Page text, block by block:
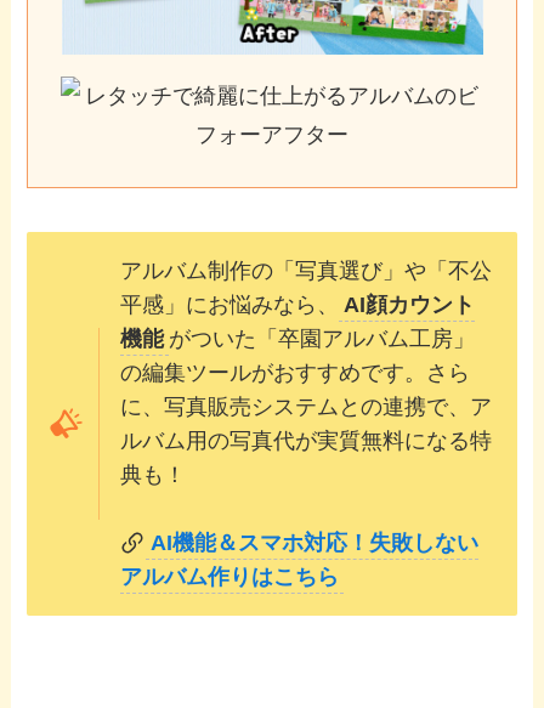
アルバム制作の「写真選び」や「不公
平感」にお悩みなら、
AI顔カウント
機能 がついた「卒園アルバム工房」
の編集ツールがおすすめです。さら
に、写真販売システムとの連携で、ア
ルバム用の写真代が実質無料になる特
典も！
AI機能＆スマホ対応！失敗しない
アルバム作りはこちら